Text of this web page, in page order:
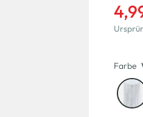
Farbe